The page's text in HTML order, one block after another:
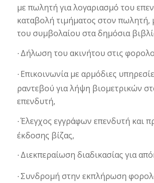
με πωλητή για λογαριασμό του
καταβολή τιμήματος στον πωλητή,
του συμβολαίου στα δημόσια
· Δήλωση του ακινήτου στις
· Επικοινωνία με αρμόδιες
ραντεβού για λήψη βιομετρικών
επενδυτή,
·Έλεγχος εγγράφων επενδυτή και
έκδοσης βίζας,
· Διεκπεραίωση διαδικασίας για
· Συνδρομή στην εκπλήρωση